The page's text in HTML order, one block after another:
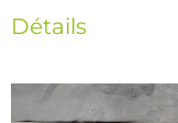
Détails